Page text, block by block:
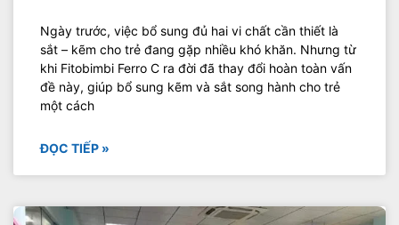
Ngày trước, việc bổ sung đủ hai vi chất cần thiết là
sắt – kẽm cho trẻ đang gặp nhiều khó khăn. Nhưng từ
khi Fitobimbi Ferro C ra đời đã thay đổi hoàn toàn vấn
đề này, giúp bổ sung kẽm và sắt song hành cho trẻ
một cách
ĐỌC TIẾP »